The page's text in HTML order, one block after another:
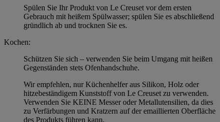
Spülen Sie Ihr Produkt von Le Creuset vor dem ersten
Gebrauch mit heißem Spülwasser; spülen Sie es abschließend
gründlich ab und trocknen Sie es.
Kochen:
Schützen Sie sich – verwenden Sie beim Umgang mit heißen
Gegenständen stets Ofenhandschuhe.
Wir empfehlen, nur Küchenhelfer aus Silikon, Holz oder
hitzebeständigem Kunststoff von Le Creuset zu verwenden.
Verwenden Sie KEINE Messer oder Metallutensilien, da dies
zu Verfärbungen und Kratzern auf der emaillierten Oberfläche
des Produkts führen kann.